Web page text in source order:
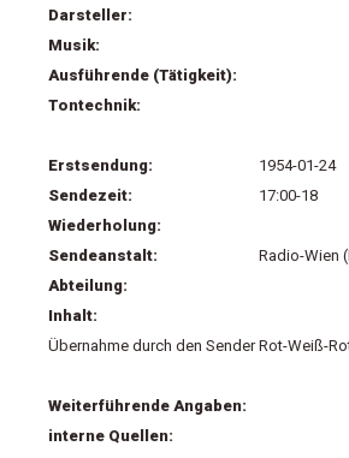
Darsteller:
Musik:
Ausführende (Tätigkeit):
Tontechnik:
Erstsendung:
1954-01-24
Sendezeit:
17:00-18
Wiederholung:
Sendeanstalt:
Radio-Wien
Abteilung:
Inhalt:
Übernahme durch den Sender Rot-Weiß-
Weiterführende Angaben:
interne Quellen: